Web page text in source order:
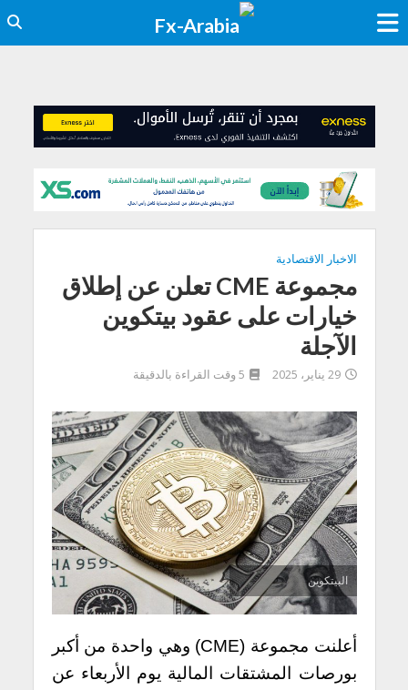
الاخبار الاقتصادية
مجموعة CME تعلن عن إطلاق
خيارات على عقود بيتكوين
الآجلة
29 يناير، 2025 5 وقت القراءة بالدقيقة
البيتكوين
أعلنت مجموعة (CME) وهي واحدة من أكبر
بورصات المشتقات المالية يوم الأربعاء عن